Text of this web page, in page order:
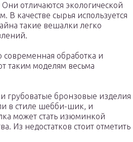
отличаются экологической
качестве сырья используется
такие вешалки легко
современная обработка и
таким моделям весьма
грубоватые бронзовые изделия
в стиле шебби-шик, и
может стать изюминкой
Из недостатков стоит отметить